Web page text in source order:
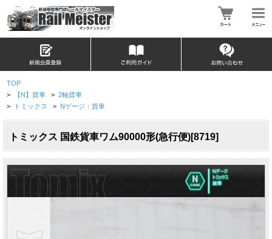
TOP
> 【N】貨車 > 2軸貨車
> トミックス > Nゲージ：貨車
トミックス 国鉄貨車ワム90000形(急行便)[8719]